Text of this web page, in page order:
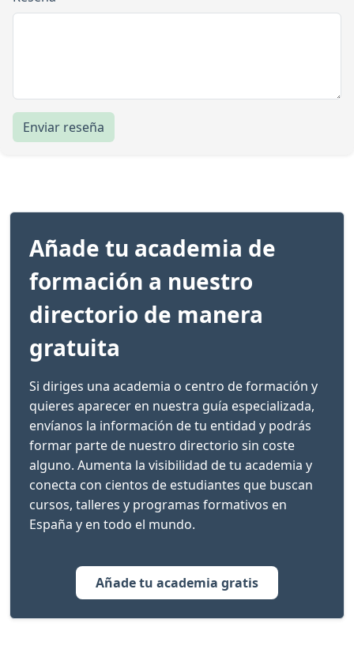
Enviar reseña
Añade tu academia de
formación a nuestro
directorio de manera
gratuita
Si diriges una academia o centro de formación y
quieres aparecer en nuestra guía especializada,
envíanos la información de tu entidad y podrás
formar parte de nuestro directorio sin coste
alguno. Aumenta la visibilidad de tu academia y
conecta con cientos de estudiantes que buscan
cursos, talleres y programas formativos en
España y en todo el mundo.
Añade tu academia gratis